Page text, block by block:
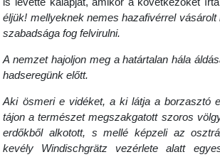
is levette kalapját, amikor a következőket
éljük! mellyeknek nemes hazafivérrel vásárolt
szabadsága fog felvirulni.
A nemzet hajoljon meg a határtalan hála
hadseregünk előtt.
Aki ösmeri e vidéket, a ki látja a borzasztó
tájon a természet megszakgatott szoros
erdőkből alkotott, s mellé képzeli az
kevély Windischgrätz vezérlete alatt